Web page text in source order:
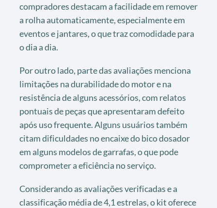
compradores destacam a facilidade em remover
a rolha automaticamente, especialmente em
eventos e jantares, o que traz comodidade para
o dia a dia.
Por outro lado, parte das avaliações menciona
limitações na durabilidade do motor e na
resistência de alguns acessórios, com relatos
pontuais de peças que apresentaram defeito
após uso frequente. Alguns usuários também
citam dificuldades no encaixe do bico dosador
em alguns modelos de garrafas, o que pode
comprometer a eficiência no serviço.
Considerando as avaliações verificadas e a
classificação média de 4,1 estrelas, o kit oferece